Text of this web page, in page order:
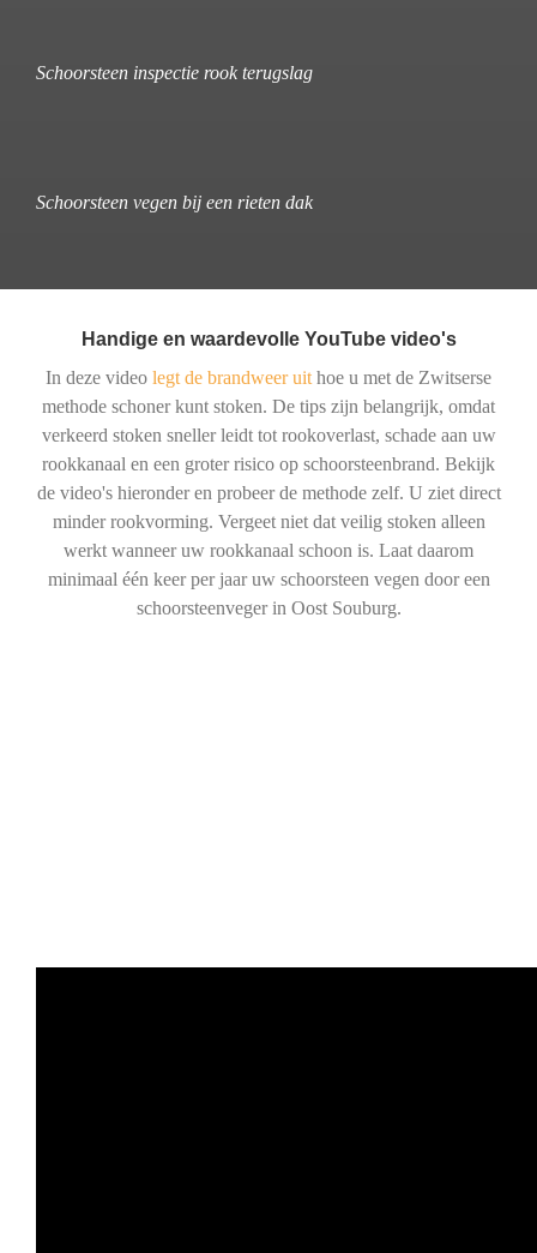
Schoorsteen inspectie rook terugslag
Schoorsteen vegen bij een rieten dak
Handige en waardevolle YouTube video's
In deze video legt de brandweer uit hoe u met de Zwitserse
methode schoner kunt stoken. De tips zijn belangrijk, omdat
verkeerd stoken sneller leidt tot rookoverlast, schade aan uw
rookkanaal en een groter risico op schoorsteenbrand. Bekijk
de video's hieronder en probeer de methode zelf. U ziet direct
minder rookvorming. Vergeet niet dat veilig stoken alleen
werkt wanneer uw rookkanaal schoon is. Laat daarom
minimaal één keer per jaar uw schoorsteen vegen door een
schoorsteenveger in Oost Souburg.